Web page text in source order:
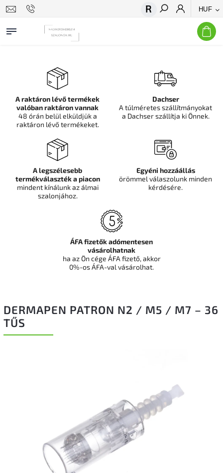
HUF
Keresés
DERMAPEN PATRON N2 / M5 / M7 – 36
TŰS
A raktáron lévő termékek
valóban raktáron vannak
48 órán belül elküldjük a
raktáron lévő termékeket.
Dachser
A túlméretes szállítmányokat
a Dachser szállítja ki Önnek.
A legszélesebb
termékválaszték a piacon
mindent kínálunk az álmai
szalonjához.
Egyéni hozzáállás
örömmel válaszolunk minden
kérdésére.
ÁFA fizetők adómentesen
vásárolhatnak
ha az Ön cége ÁFA fizető, akkor
0%-os ÁFA-val vásárolhat.